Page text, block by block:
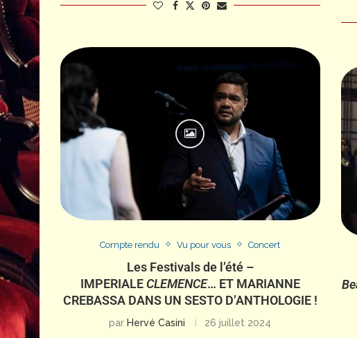
Compte rendu Vu pour vous Concert
Les Festivals de l’été –
IMPERIALECLEMENCE… ET MARIANNE
CREBASSA DANS UN SESTO D’ANTHOLOGIE !
par Hervé Casini 26 juillet 2024